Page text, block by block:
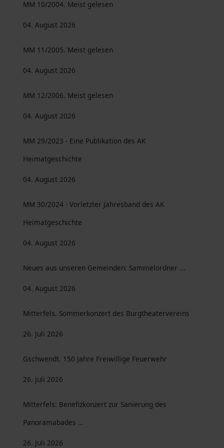
MM 10/2004. Meist gelesen
04. August 2026
MM 11/2005. Meist gelesen
04. August 2026
MM 12/2006. Meist gelesen
04. August 2026
MM 29/2023 - Eine Publikation des AK
Heimatgeschichte
04. August 2026
MM 30/2024 - Vorletzter Jahresband des AK
Heimatgeschichte
04. August 2026
Neues aus unseren Gemeinden: Sammelordner ...
04. August 2026
Mitterfels. Sommerkonzert des Burgtheatervereins
26. Juli 2026
Gschwendt. 150 Jahre Freiwillige Feuerwehr
26. Juli 2026
Mitterfels: Benefizkonzert zur Sanierung des
Panoramabades …
26. Juli 2026